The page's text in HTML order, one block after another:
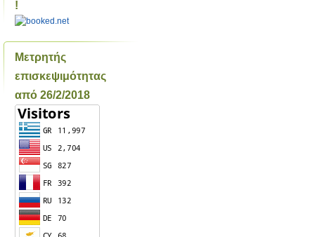
!
Μετρητής
επισκεψιμότητας
από 26/2/2018